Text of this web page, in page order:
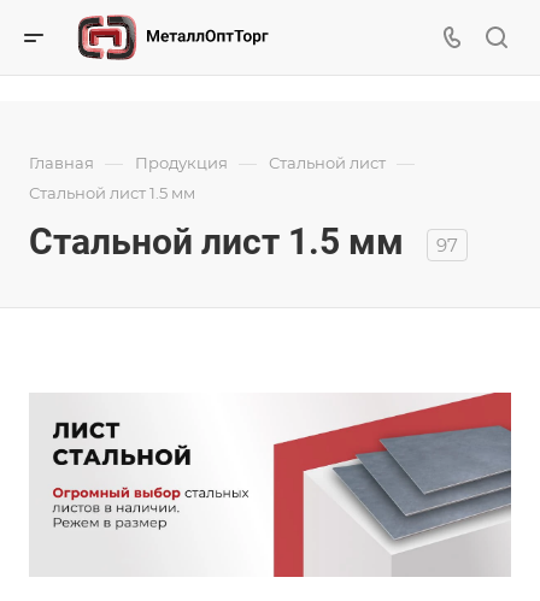
Главная — Продукция — Стальной лист —
Стальной лист 1.5 мм
Стальной лист 1.5 мм 97